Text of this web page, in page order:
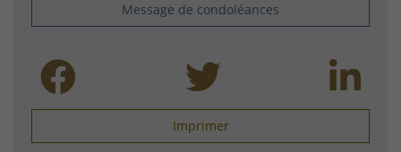
Message de condoléances
Imprimer